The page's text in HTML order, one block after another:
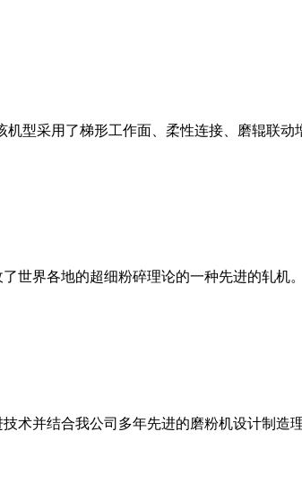
型采用了梯形工作面、柔性连接、磨辊联
世界各地的超细粉碎理论的一种先进的轧机
术并结合我公司多年先进的磨粉机设计制造